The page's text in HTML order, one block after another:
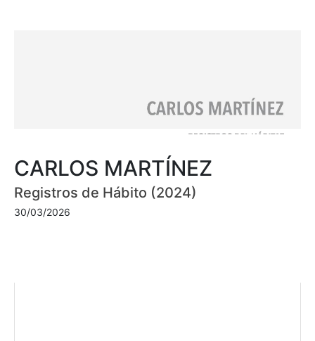
CARLOS MARTÍNEZ
Registros de Hábito (2024)
30/03/2026